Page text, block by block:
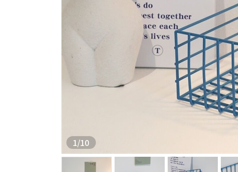
1/10